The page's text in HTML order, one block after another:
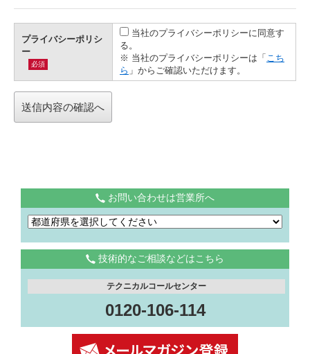
プライバシーポリシ
ー
必須
当社のプライバシーポリシーに同意す
る。
※ 当社のプライバシーポリシーは「 こち
ら 」からご確認いただけます。
お問い合わせは営業所へ
技術的なご相談などはこちら
テクニカルコールセンター
0120-106-114